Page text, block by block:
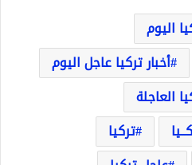
اليوم
أخبار تركيا عاجل اليوم
العاجلة
تركيا